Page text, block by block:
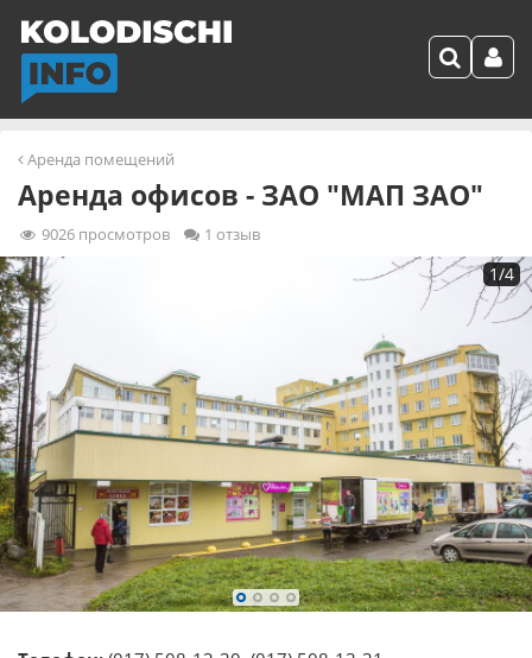
Аренда помещений
Аренда офисов - ЗАО "МАП ЗАО"
9026 просмотров 1 отзыв